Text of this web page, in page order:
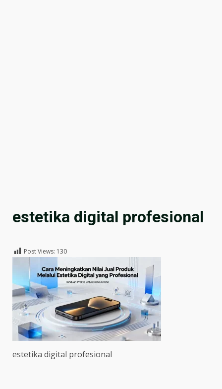
estetika digital profesional
Post Views: 130
estetika digital profesional